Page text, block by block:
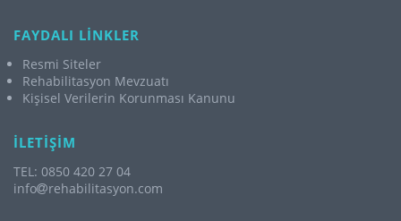
FAYDALI LİNKLER
Resmi Siteler
Rehabilitasyon Mevzuatı
Kişisel Verilerin Korunması Kanunu
İLETİŞİM
TEL: 0850 420 27 04
info
rehabilitasyon.com